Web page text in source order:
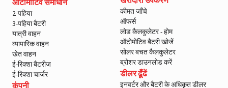
ऑटोमोटिव समाधान
2-पहिया
3-पहिया बैटरी
यात्री वाहन
व्यापारिक वाहन
खेत वाहन
ई-रिक्शा बैटरीज
ई-रिक्शा चार्जर
कीमत जाँचे
ऑफर्स
लोड कैलकुलेटर - होम
ऑटोमोटिव बैटरी खोजें
सोलर बचत कैलकुलेटर
ब्रोशर डाउनलोड करें
डीलर ढूँढें
इनवर्टर और बैटरी के अधिकृत डीलर